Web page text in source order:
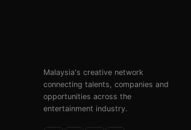
Malaysia's creative network
connecting talents, companies and
opportunities across the
entertainment industry.